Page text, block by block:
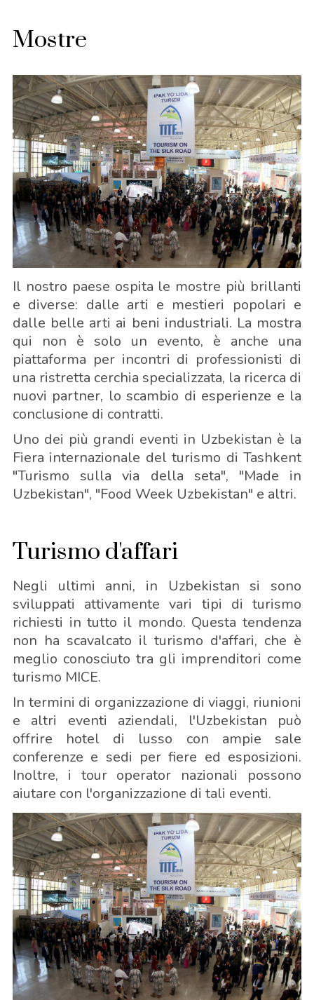
Mostre
Il nostro paese ospita le mostre più brillanti
e diverse: dalle arti e mestieri popolari e
dalle belle arti ai beni industriali. La mostra
qui non è solo un evento, è anche una
piattaforma per incontri di professionisti di
una ristretta cerchia specializzata, la ricerca di
nuovi partner, lo scambio di esperienze e la
conclusione di contratti.
Uno dei più grandi eventi in Uzbekistan è la
Fiera internazionale del turismo di Tashkent
"Turismo sulla via della seta", "Made in
Uzbekistan", "Food Week Uzbekistan" e altri.
Turismo d'affari
Negli ultimi anni, in Uzbekistan si sono
sviluppati attivamente vari tipi di turismo
richiesti in tutto il mondo. Questa tendenza
non ha scavalcato il turismo d'affari, che è
meglio conosciuto tra gli imprenditori come
turismo MICE.
In termini di organizzazione di viaggi, riunioni
e altri eventi aziendali, l'Uzbekistan può
offrire hotel di lusso con ampie sale
conferenze e sedi per fiere ed esposizioni.
Inoltre, i tour operator nazionali possono
aiutare con l'organizzazione di tali eventi.